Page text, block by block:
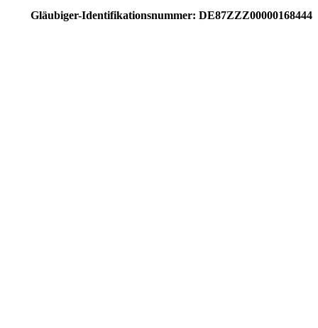
Gläubiger-Identifikationsnummer: DE87ZZZ00000168444